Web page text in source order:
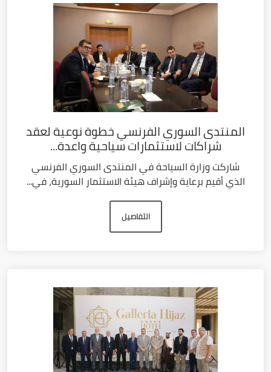
المنتدى السوري الفرنسي خطوة نوعية لعقد
شراكات لاستثمارات سياحية واعدة...
شاركت وزارة السياحة في المنتدى السوري الفرنسي
الذي أقيم برعاية وإشراف هيئة الاستثمار السورية، في...
التفاصيل